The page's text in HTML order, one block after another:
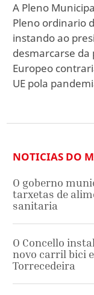
A Pleno
Pleno ordinario
instando ao
desmarcarse
Europeo
UE pola
NOTICIAS DO
O goberno
tarxetas de
sanitaria
O Concello
novo carril bici
Torrecedeira